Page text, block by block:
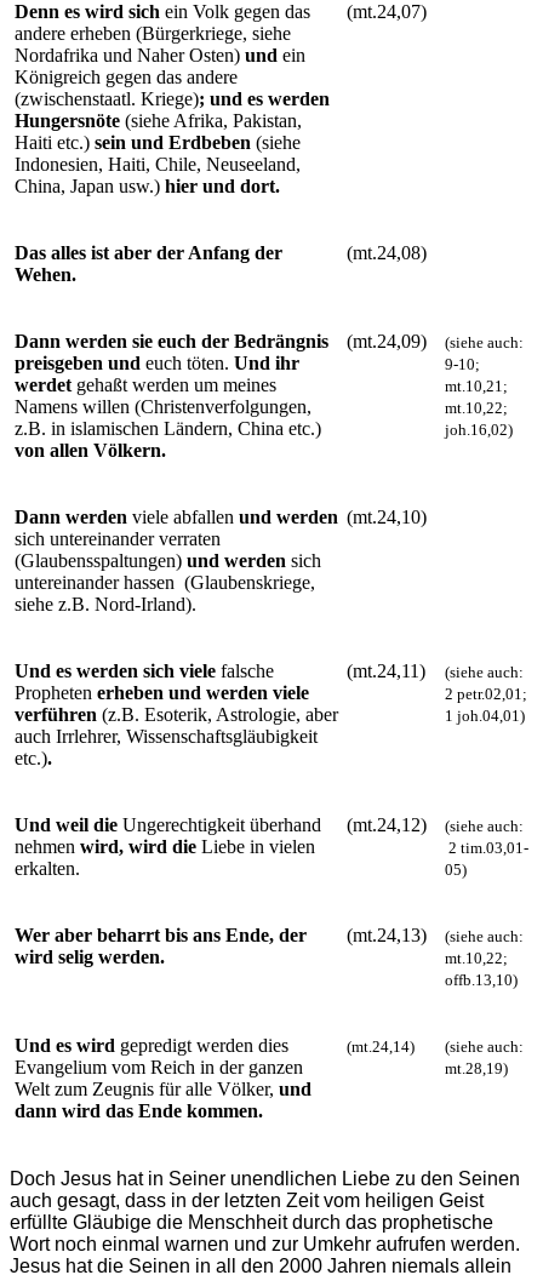
Denn es wird sich ein Volk gegen das
andere erheben (Bürgerkriege, siehe
Nordafrika und Naher Osten) und ein
Königreich gegen das andere
(zwischenstaatl. Kriege); und es werden
Hungersnöte (siehe Afrika, Pakistan,
Haiti etc.) sein und Erdbeben (siehe
Indonesien, Haiti, Chile, Neuseeland,
China, Japan usw.) hier und dort.
(mt.24,07)
Das alles ist aber der Anfang der
Wehen.
(mt.24,08)
Dann werden sie euch der Bedrängnis
preisgeben und euch töten. Und ihr
werdetgehaßt werden um meines
Namens willen (Christenverfolgungen,
z.B. in islamischen Ländern, China etc.)
von allen Völkern.
(mt.24,09)
(siehe auch:
9-10;
mt.10,21;
mt.10,22;
joh.16,02)
Dann werden viele abfallen und werden
sich untereinander verraten
(Glaubensspaltungen) und werden sich
untereinander hassen (Glaubenskriege,
siehe z.B. Nord-Irland).
(mt.24,10)
Und es werden sich viele falsche
Propheten erheben und werden viele
verführen (z.B. Esoterik, Astrologie, aber
auch Irrlehrer, Wissenschaftsgläubigkeit
etc.).
(mt.24,11)
(siehe auch:
2 petr.02,01;
1 joh.04,01)
Und weil die Ungerechtigkeit überhand
nehmen wird, wird die Liebe in vielen
erkalten.
(mt.24,12) (siehe auch:
2 tim.03,01-
05)
Wer aber beharrt bis ans Ende, der
wird selig werden.
(mt.24,13)
(siehe auch:
mt.10,22;
offb.13,10)
Und es wird gepredigt werden dies
Evangelium vom Reich in der ganzen
Welt zum Zeugnis für alle Völker, und
dann wird das Ende kommen.
(mt.24,14) (siehe auch:
mt.28,19)
Doch Jesus hat in Seiner unendlichen Liebe zu den Seinen
auch gesagt, dass in der letzten Zeit vom heiligen Geist
erfüllte Gläubige die Menschheit durch das prophetische
Wort noch einmal warnen und zur Umkehr aufrufen werden.
Jesus hat die Seinen in all den 2000 Jahren niemals allein